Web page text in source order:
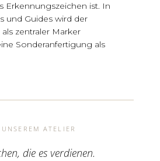
Erkennungszeichen ist. In
und Guides wird der
zentraler Marker
Sonderanfertigung als
ATELIER
die es verdienen.